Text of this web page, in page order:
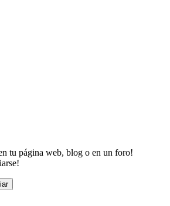
tu página web, blog o en un foro!